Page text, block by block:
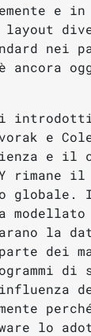
e in
nei
ancora
e
e il
rimane
globale.
la
dei
lo